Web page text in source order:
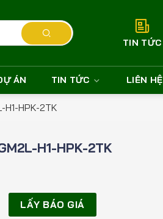
TIN TỨC
ÁN TIN TỨC LIÊN HỆ
HPK-2TK
H1-HPK-2TK
LẤY BÁO GIÁ